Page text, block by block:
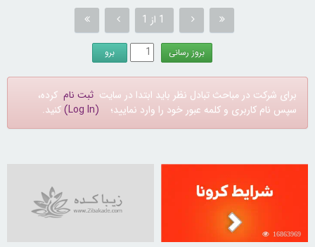
1 از 1
برای شرکت در مباحث تبادل نظر باید ابتدا در سایت ثبت نام کرده،
سپس نام کاربری و کلمه عبور خود را وارد نمایید؛ (Log In) کنید.
16863969